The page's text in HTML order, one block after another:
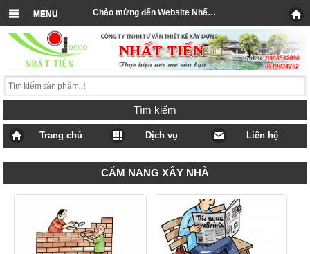
Chào mừng đến Website Nhất Tiến
MENU
Tìm kiếm
Trang chủ Dịch vụ Liên hệ
CẨM NANG XÂY NHÀ